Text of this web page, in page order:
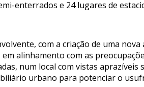
enterrados e 24 lugares de
com a criação de uma
alinhamento com as
num local com vistas
urbano para potenciar o